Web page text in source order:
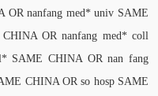
OR nanfang med* univ SAME
OR nanfang med* coll
SAME CHINA OR nan fang
CHINA OR so hosp SAME